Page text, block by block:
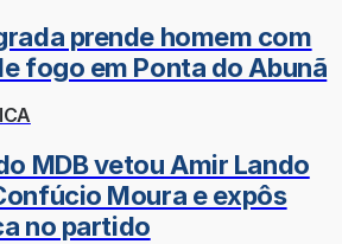
prende homem com
fogo em Ponta do Abunã
MDB vetou Amir Lando
Moura e expôs
no partido